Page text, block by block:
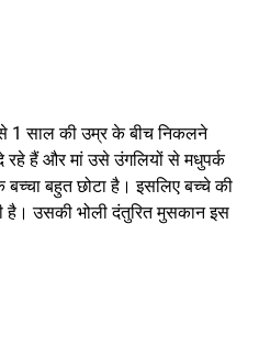
1 साल की उम्र के बीच निकलने
रहे हैं और मां उसे उंगलियों से मधुपर्क
बहुत छोटा है। इसलिए बच्चे की
है। उसकी भोली दंतुरित मुसकान इस